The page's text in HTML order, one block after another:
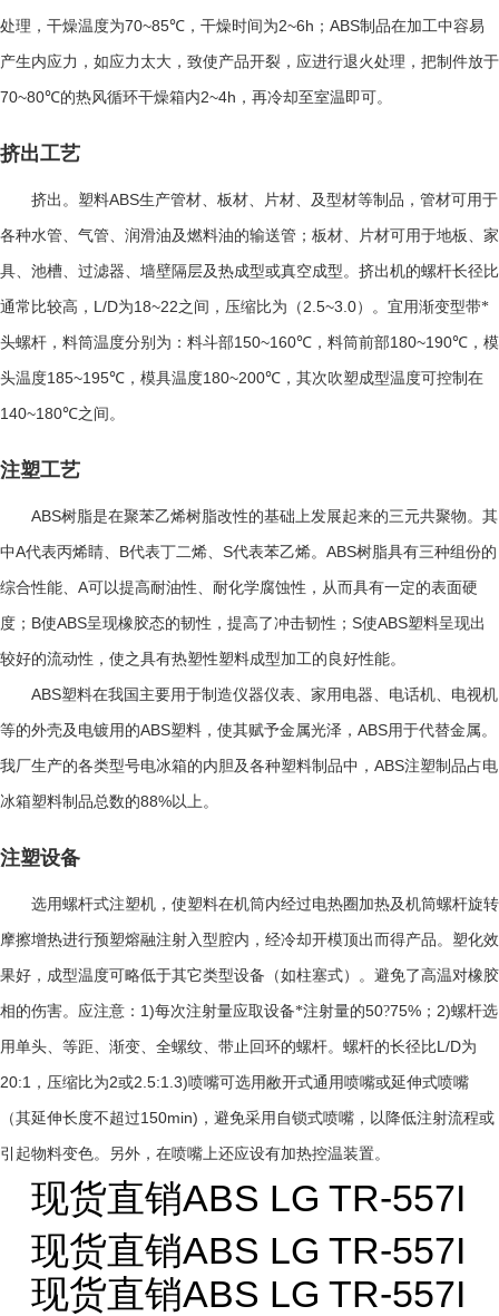
处理，干燥温度为70~85℃ ，干燥时间为2~6h ； ABS制品在加工中容易
产生内应力，如应力太大，致使产品开裂，应进行退火处理，把制件放于
70~80℃的热风循环干燥箱内2~4h ，再冷却至室温即可。
挤出工艺
挤出。塑料ABS生产管材、板材、片材、及型材等制品，管材可用于
各种水管、气管、润滑油及燃料油的输送管；板材、片材可用于地板、家
具、池槽、过滤器、墙壁隔层及热成型或真空成型。挤出机的螺杆长径比
通常比较高， L/D为18~22之间，压缩比为（ 2.5~3.0）。宜用渐变型带*
头螺杆，料筒温度分别为：料斗部150~160℃ ，料筒前部180~190℃ ，模
头温度185~195℃ ，模具温度180~200℃ ，其次吹塑成型温度可控制在
140~180℃之间。
注塑工艺
ABS树脂是在聚苯乙烯树脂改性的基础上发展起来的三元共聚物。其
中A代表丙烯睛、 B代表丁二烯、 S代表苯乙烯。 ABS树脂具有三种组份的
综合性能、 A可以提高耐油性、耐化学腐蚀性，从而具有一定的表面硬
度； B使ABS呈现橡胶态的韧性，提高了冲击韧性； S使ABS塑料呈现出
较好的流动性，使之具有热塑性塑料成型加工的良好性能。
ABS塑料在我国主要用于制造仪器仪表、家用电器、电话机、电视机
等的外壳及电镀用的ABS塑料，使其赋予金属光泽， ABS用于代替金属。
我厂生产的各类型号电冰箱的内胆及各种塑料制品中， ABS注塑制品占电
冰箱塑料制品总数的88%以上。
注塑设备
选用螺杆式注塑机，使塑料在机筒内经过电热圈加热及机筒螺杆旋转
摩擦增热进行预塑熔融注射入型腔内，经冷却开模顶出而得产品。塑化效
果好，成型温度可略低于其它类型设备（如柱塞式）。避免了高温对橡胶
相的伤害。应注意： 1)每次注射量应取设备*注射量的50?75% ； 2)螺杆选
用单头、等距、渐变、全螺纹、带止回环的螺杆。螺杆的长径比L/D为
20:1 ，压缩比为2或2.5:1.3)喷嘴可选用敝开式通用喷嘴或延伸式喷嘴
（其延伸长度不超过150min) ，避免采用自锁式喷嘴，以降低注射流程或
引起物料变色。另外，在喷嘴上还应设有加热控温装置。
现货直销ABS LG TR-557I
现货直销ABS LG TR-557I
现货直销ABS LG TR-557I